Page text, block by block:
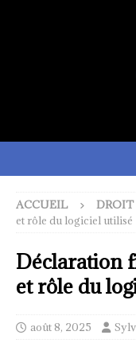
ACCUEIL DROIT
et rôle du logiciel utilisé
Déclaration
et rôle du
août 8, 2025